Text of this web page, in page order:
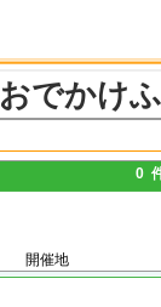
おでかけ
0
開催地